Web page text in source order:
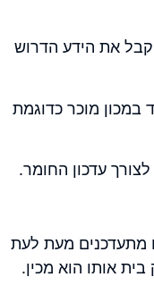
את הידע הדרוש
מוכר כדוגמת
עדכון החומר.
מתעדכנים מעת לעת
אותו הוא מכין.